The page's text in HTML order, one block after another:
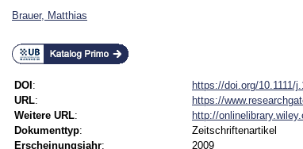
Brauer, Matthias
DOI :
https://doi.org/10.1111/
URL:
https://
Weitere URL:
http://
Dokumenttyp:
Zeitschriftenartikel
Erscheinungsjahr:
2009